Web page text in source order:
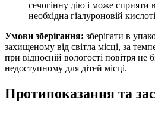
сечогінну дію і може сприяти
необхідна гіалуроновій
Умови зберігання: зберігати в
захищеному від світла місці, за
при відносній вологості повітря не
недоступному для дітей місці.
Протипоказання та